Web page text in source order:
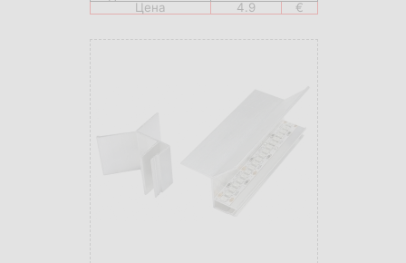
Цена
4.9 €